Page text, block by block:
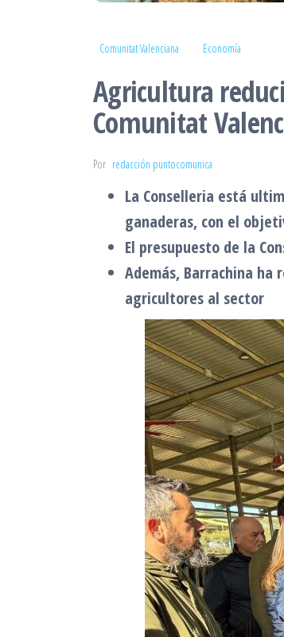
Comunitat Valenciana Economía
Agricultura
Comunitat
Por redacción puntocomunica
La Conselleria está
ganaderas, con el
El presupuesto de la
Además, Barrachina ha
agricultores al sector